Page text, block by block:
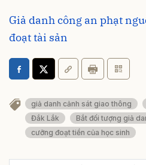
Giả danh công an phạt
đoạt tài sản
giả danh cảnh sát giao thông
Đắk Lắk
Bắt đối tượng giả
cưỡng đoạt tiền của học sinh